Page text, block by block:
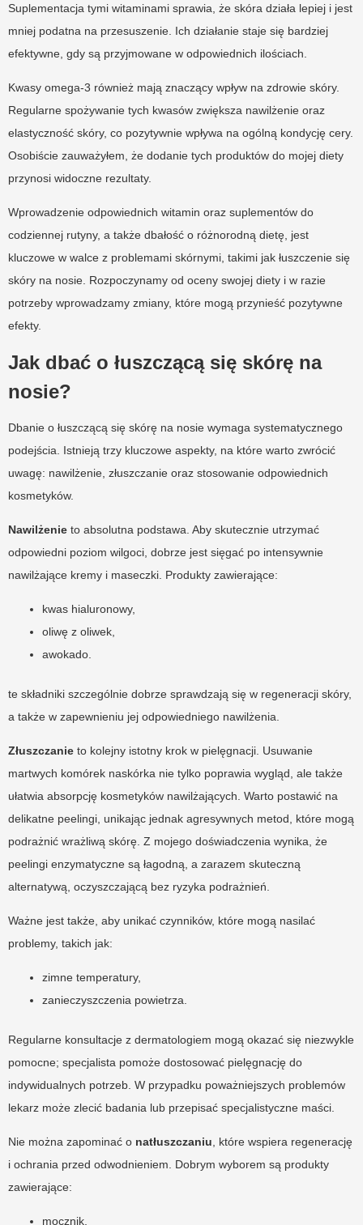
Suplementacja tymi witaminami sprawia, że skóra działa lepiej i jest
mniej podatna na przesuszenie. Ich działanie staje się bardziej
efektywne, gdy są przyjmowane w odpowiednich ilościach.
Kwasy omega-3 również mają znaczący wpływ na zdrowie skóry.
Regularne spożywanie tych kwasów zwiększa nawilżenie oraz
elastyczność skóry, co pozytywnie wpływa na ogólną kondycję cery.
Osobiście zauważyłem, że dodanie tych produktów do mojej diety
przynosi widoczne rezultaty.
Wprowadzenie odpowiednich witamin oraz suplementów do
codziennej rutyny, a także dbałość o różnorodną dietę, jest
kluczowe w walce z problemami skórnymi, takimi jak łuszczenie się
skóry na nosie. Rozpoczynamy od oceny swojej diety i w razie
potrzeby wprowadzamy zmiany, które mogą przynieść pozytywne
efekty.
Jak dbać o łuszczącą się skórę na
nosie?
Dbanie o łuszczącą się skórę na nosie wymaga systematycznego
podejścia. Istnieją trzy kluczowe aspekty, na które warto zwrócić
uwagę: nawilżenie, złuszczanie oraz stosowanie odpowiednich
kosmetyków.
Nawilżenie to absolutna podstawa. Aby skutecznie utrzymać
odpowiedni poziom wilgoci, dobrze jest sięgać po intensywnie
nawilżające kremy i maseczki. Produkty zawierające:
kwas hialuronowy,
oliwę z oliwek,
awokado.
te składniki szczególnie dobrze sprawdzają się w regeneracji skóry,
a także w zapewnieniu jej odpowiedniego nawilżenia.
Złuszczanie to kolejny istotny krok w pielęgnacji. Usuwanie
martwych komórek naskórka nie tylko poprawia wygląd, ale także
ułatwia absorpcję kosmetyków nawilżających. Warto postawić na
delikatne peelingi, unikając jednak agresywnych metod, które mogą
podrażnić wrażliwą skórę. Z mojego doświadczenia wynika, że
peelingi enzymatyczne są łagodną, a zarazem skuteczną
alternatywą, oczyszczającą bez ryzyka podrażnień.
Ważne jest także, aby unikać czynników, które mogą nasilać
problemy, takich jak:
zimne temperatury,
zanieczyszczenia powietrza.
Regularne konsultacje z dermatologiem mogą okazać się niezwykle
pomocne; specjalista pomoże dostosować pielęgnację do
indywidualnych potrzeb. W przypadku poważniejszych problemów
lekarz może zlecić badania lub przepisać specjalistyczne maści.
Nie można zapominać o natłuszczaniu , które wspiera regenerację
i ochrania przed odwodnieniem. Dobrym wyborem są produkty
zawierające:
mocznik,